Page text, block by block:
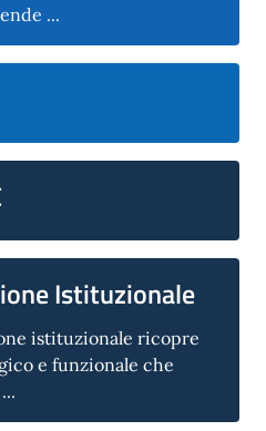
...
Istituzionale
istituzionale ricopre
e funzionale che